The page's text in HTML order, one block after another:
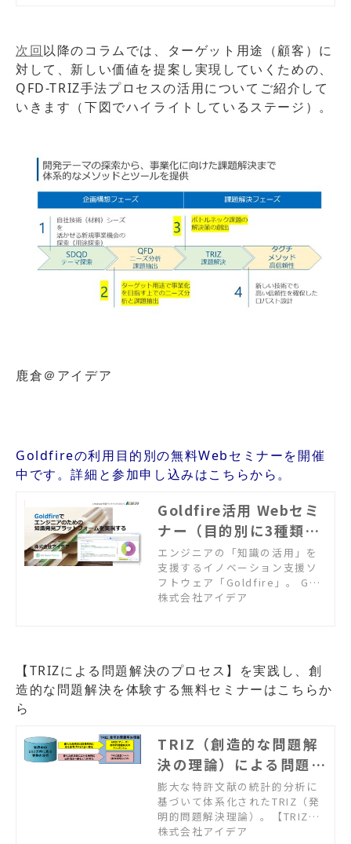
に事業展開したか。同社の新規
事業創出の取り組みについて、
ご担当者にインタビューしまし
た。
次回以降のコラムでは、ターゲット用途（顧客）に
対して、新しい価値を提案し実現していくための、
QFD-TRIZ手法プロセスの活用についてご紹介して
いきます（下図でハイライトしているステージ）。
鹿倉＠アイデア
Goldfireの利用目的別の無料Webセミナーを開催
中です。詳細と参加申し込みはこちらから。
Goldfire活用 Webセミ
ナー（目的別に3種類の
セミナーを開催中）
エンジニアの「知識の活用」を
支援するイノベーション支援ソ
フトウェア「Goldfire」。 Gol
dfireで何ができるか？ どう使
株式会社アイデア
​​​​​​​【TRIZによる問題解決のプロセス】を実践し、創
造的な問題解決を体験する無料セミナーはこちらか
ら
TRIZ（創造的な問題解
決の理論）による問題解
決体験セミナー
膨大な特許文献の統計的分析に
基づいて体系化されたTRIZ（発
明的問題解決理論）。【TRIZに
よる問題解決のプロセス】を実
株式会社アイデア